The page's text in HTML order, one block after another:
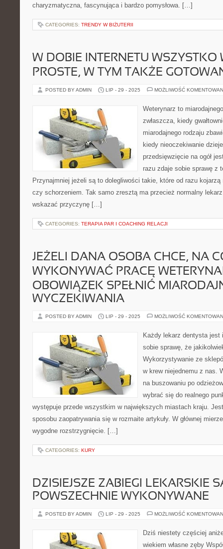
charyzmatyczna, fascynująca i bardzo pomysłowa. […]
CATEGORIES: TRENDY W BIŻUTERII
W DOBIE INTERNETU WSZYSTKO
PROSTE, W TYM TAKŻE
POSTED BY ADMIN LIP - 29 - 2025 MOŻLIWOŚĆ
Weterynarz to
zwłaszcza, kiedy
miarodajnego rodzaju
kiedy nieoczekiwanie
przedsięwzięcie na ogół
razu zdaje sobie sprawę z
Przynajmniej jeżeli są to dolegliwości takie, które od razu
czy schorzeniem. Tak samo zresztą ma przecież normalny
wskazać przyczynę […]
CATEGORIES: TERAPIA PAR I COACHING RELACJI
JEŻELI DANA OSOBA CHCE, NA
WYKONYWAĆ PRACĘ
OBOWIĄZEK SPEŁNIĆ
WYCZEKIWANIA
POSTED BY ADMIN LIP - 29 - 2025 MOŻLIWOŚĆ
Każdy lekarz dentysta jest
sobie sprawę, że
Wykorzystywanie ze
w krew niejednemu z nas.
na buszowaniu po
wybrać się do realnego
występuje przede wszystkim w największych miastach kraju.
sposobu zaopatrywania się w rozmaite artykuły. W głównej
wygodne rozstrzygnięcie. […]
CATEGORIES: KURY
DZISIEJSZE ZABIEGI LEKARSKIE
POWSZECHNIE WYKONYWANE
POSTED BY ADMIN LIP - 29 - 2025 MOŻLIWOŚĆ
Dziś niestety częściej
wiekiem własne zęby